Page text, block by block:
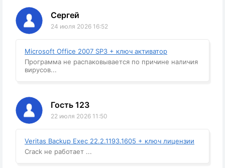
Сергей
24 июля 2026 16:52
Microsoft Office 2007 SP3 + ключ активатор
Программа не распаковывается по причине наличия
вирусов...
Гость 123
22 июля 2026 11:50
Veritas Backup Exec 22.2.1193.1605 + ключ лицензии
Crack не работает ...